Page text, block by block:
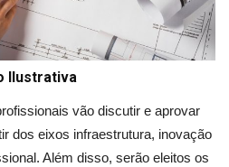
Ilustrativa
vão discutir e aprovar
dos eixos infraestrutura, inovação
Além disso, serão eleitos os